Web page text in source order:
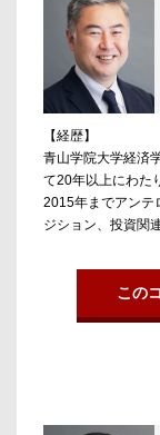
【経歴】
青山学院大学経済
て20年以上にわた
2015年までアンテ
ジション、投資関
【担当領域／実績】
コンサルティング
M&A、ファイナ
ア支援を行っている
この